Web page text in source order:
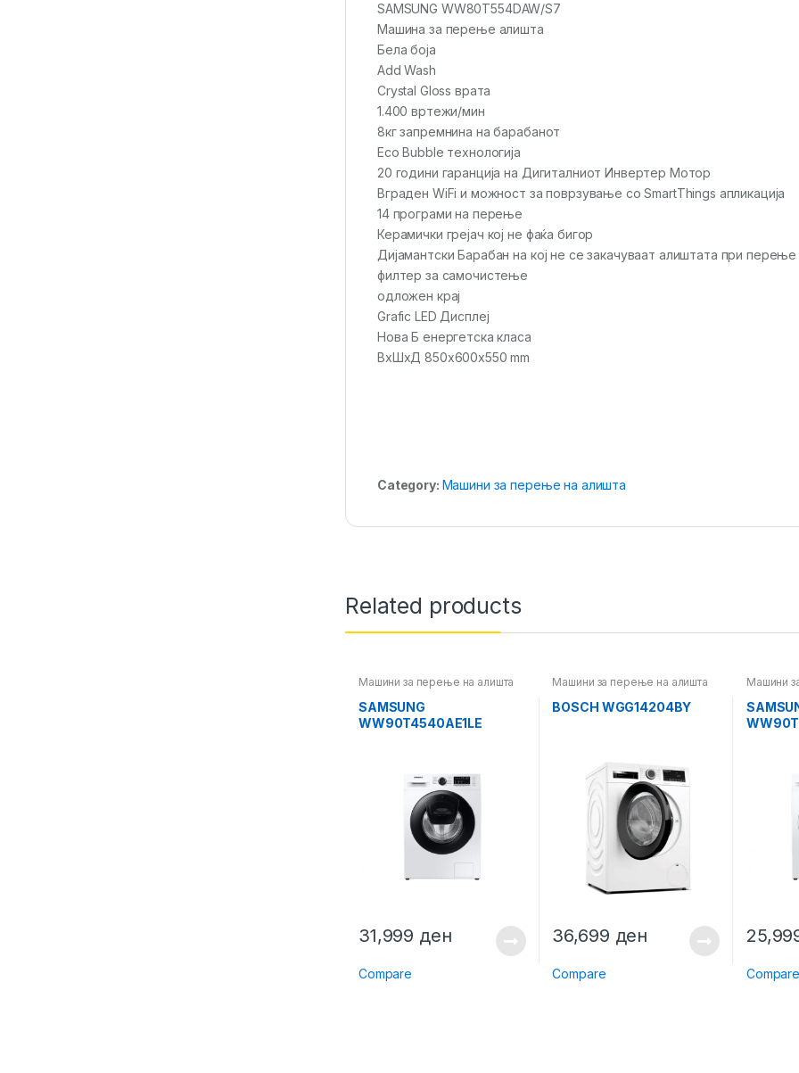
SAMSUNG WW80T554DAW/S7
Машина за перење алишта
Бела боја
Add Wash
Crystal Gloss врата
1.400 вртежи/мин
8кг запремнина на барабанот
Eco Bubble технологија
20 години гаранција на Дигиталниот Инвертер Мотор
Вграден WiFi и можност за поврзување со SmartThings апликација
14 програми на перење
Керамички грејач кој не фаќа бигор
Дијамантски Барабан на кој не се закачуваат алиштата при перење
филтер за самочистење
одложен крај
Grafic LED Дисплеј
Нова Б енергетска класа
ВхШхД 850x600x550 mm
Category: Машини за перење на алишта
Related products
Машини за перење на алишта
SAMSUNG
WW90T4540AE1LE
31,999 ден
Compare
Машини за перење на алишта
BOSCH WGG14204BY
36,699 ден
Compare
Машини